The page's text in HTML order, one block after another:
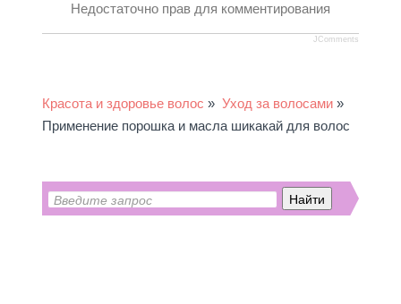
Недостаточно прав для комментирования
JComments
Красота и здоровье волос » Уход за волосами »
Применение порошка и масла шикакай для волос